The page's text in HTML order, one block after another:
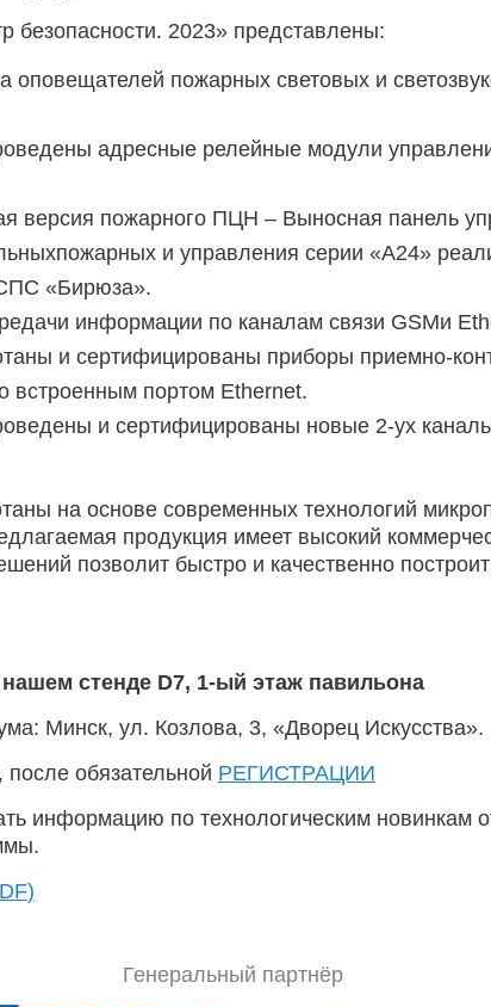
безопасности. 2023» представлены:
оповещателей пожарных световых и
адресные релейные модули
версия пожарного ПЦН – Выносная панель
и управления серии «А24»
«Бирюза».
информации по каналам связи GSMи
и сертифицированы приборы приемно-
портом Ethernet.
и сертифицированы новые 2-ух
на основе современных технологий
продукция имеет высокий
позволит быстро и качественно
стенде D7, 1-ый этаж павильона
Минск, ул. Козлова, 3, «Дворец Искусства».
обязательной РЕГИСТРАЦИИ
информацию по технологическим новинкам
)
Генеральный партнёр